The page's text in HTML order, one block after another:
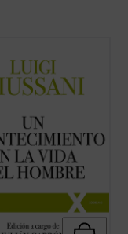
de la serie dedicada a las
de don Luigi Giussani
espirituales de la
Comunión y Liberación